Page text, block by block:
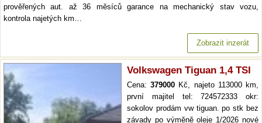
prověřených aut. až 36 měsíců garance na mechanický stav vozu,
kontrola najetých km…
Zobrazit inzerát
Volkswagen Tiguan 1,4 TSI
Cena:379000 Kč, najeto 113000 km,
první majitel tel: 724572333 okr:
sokolov prodám vw tiguan. po stk bez
závady po výměně oleje 1/2026 nové